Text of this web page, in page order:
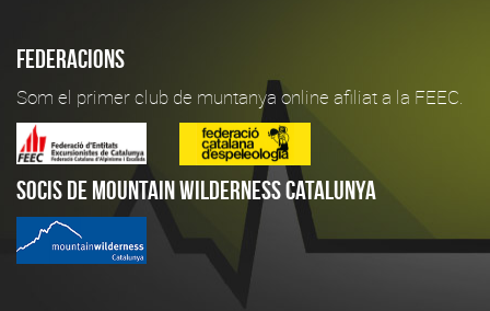
Federacions
Som el primer club de muntanya online afiliat a la FEEC.
Socis de Mountain Wilderness Catalunya